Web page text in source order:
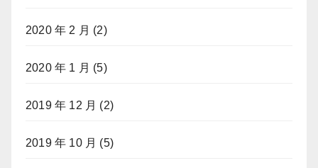
2020 年 2 月 (2)
2020 年 1 月 (5)
2019 年 12 月 (2)
2019 年 10 月 (5)